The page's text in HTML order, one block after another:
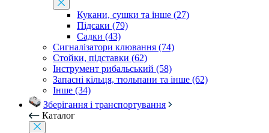
Кукани, сушки та інше (27)
Підсаки (79)
Садки (43)
Сигналізатори клювання (74)
Стойки, підставки (62)
Інструмент рибальський (58)
Запасні кільця, тюльпани та інше (62)
Інше (34)
Зберігання і транспортування
Каталог